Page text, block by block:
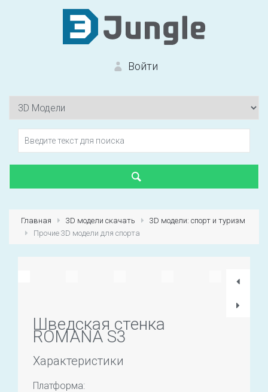
Войти
Зарегистрироваться
Главная 3D модели скачать
3D модели: спорт и туризм
Прочие 3D модели для спорта
Шведская стенка
ROMANA S3
Характеристики
Платформа: